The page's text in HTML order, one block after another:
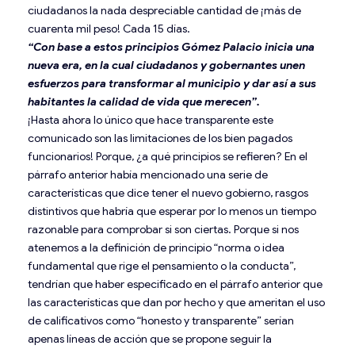
ciudadanos la nada despreciable cantidad de ¡más de
cuarenta mil peso! Cada 15 días.
“Con base a estos principios Gómez Palacio inicia una
nueva era, en la cual ciudadanos y gobernantes unen
esfuerzos para transformar al municipio y dar así a sus
habitantes la calidad de vida que merecen”.
¡Hasta ahora lo único que hace transparente este
comunicado son las limitaciones de los bien pagados
funcionarios! Porque, ¿a qué principios se refieren? En el
párrafo anterior había mencionado una serie de
características que dice tener el nuevo gobierno, rasgos
distintivos que habría que esperar por lo menos un tiempo
razonable para comprobar si son ciertas. Porque si nos
atenemos a la definición de principio “norma o idea
fundamental que rige el pensamiento o la conducta”,
tendrían que haber especificado en el párrafo anterior que
las características que dan por hecho y que ameritan el uso
de calificativos como “honesto y transparente” serían
apenas líneas de acción que se propone seguir la